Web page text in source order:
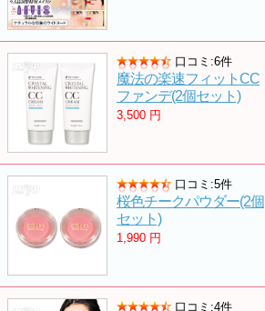
口コミ:6件
魔法の楽速フィットCC
ファンデ(2個セット)
3,500 円
口コミ:5件
桜色チークパウダー(2個
セット)
1,990 円
口コミ:4件